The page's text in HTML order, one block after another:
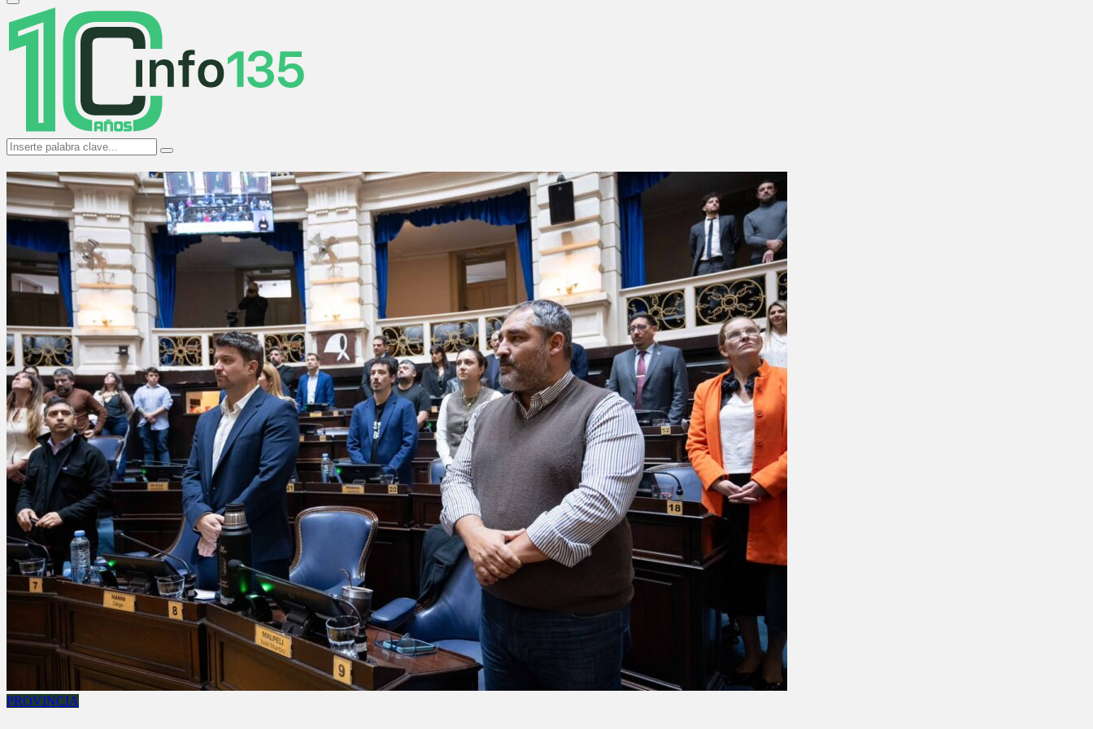
Primary
Menu
Search
for:
Search
PROVINCIA